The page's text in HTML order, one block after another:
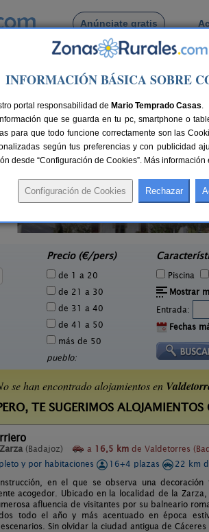
Anúnciate gratis
Busca por pueblo
2-7
Casa Rural El Portezuelo
Fuenlabrada de Los Montes
Precio (€/pers)
de 1 a 20
de 21 a 30
de 31 a 40
de 41 a 50
más de 50
pueblo:
Piscina
Mostrar
Entrada:
Fechas
se han encontrado alojamientos en
TE SUGERIMOS ALOJAMIENTOS
(Badajoz) a 16,5 km de Valdetorres
y por habitaciones
16+4 plazas
22 km
en el que se observa una
acogedor. Ubicado en la localidad de la
afluencia de visitantes por su balneario
todo el año y más acentuado en época
Sin olvidar la ciudad antigua de
INFORMACIÓN BÁSICA SOBRE
portal responsabilidad de Mario Temprado Casas.
que se guarda en tu pc, smartphone o
para que todo funcione correctamente son las
según tus preferencias y con publicidad
desde “Configuración de Cookies”. Más información